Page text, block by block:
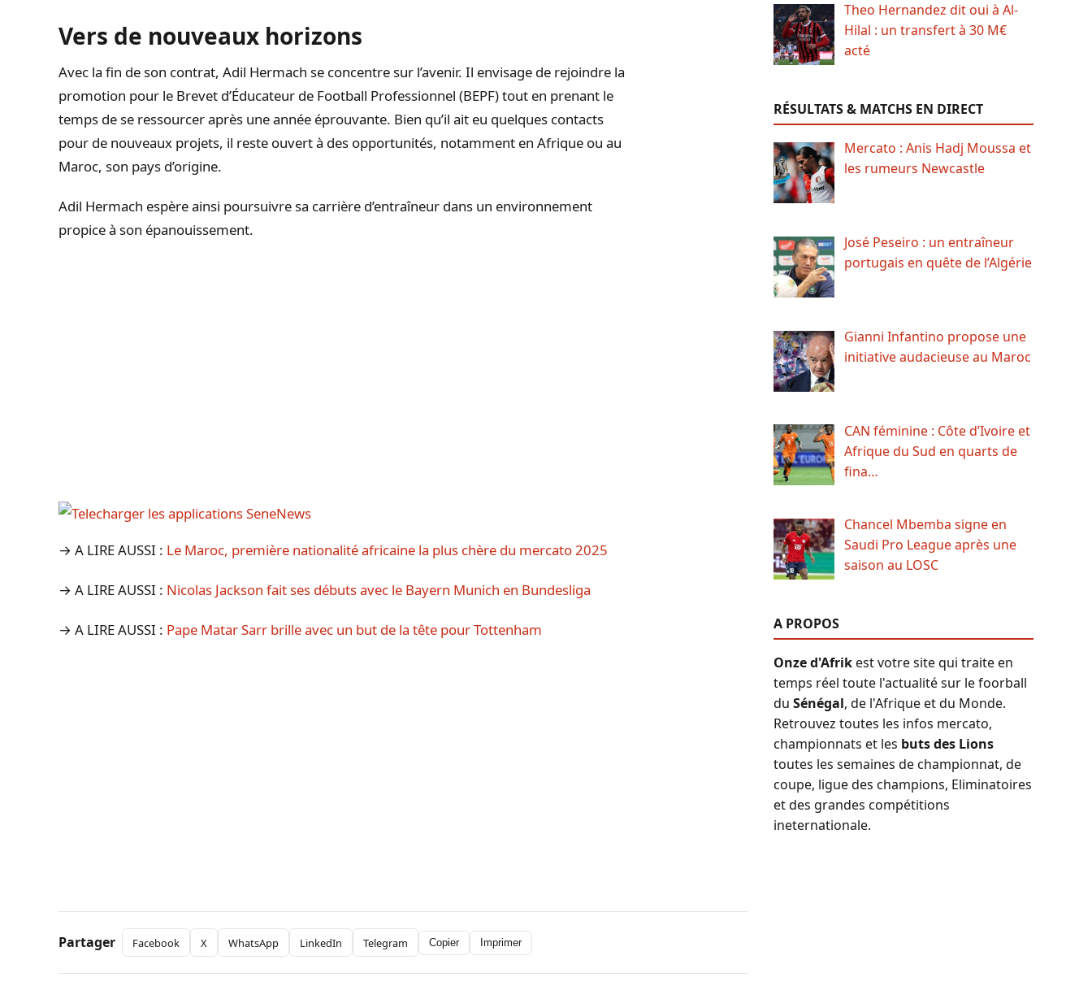
Vers de nouveaux horizons
Avec la fin de son contrat, Adil Hermach se concentre sur l’avenir. Il envisage de rejoindre la
promotion pour le Brevet d’Éducateur de Football Professionnel (BEPF) tout en prenant le
temps de se ressourcer après une année éprouvante. Bien qu’il ait eu quelques contacts
pour de nouveaux projets, il reste ouvert à des opportunités, notamment en Afrique ou au
Maroc, son pays d’origine.
Adil Hermach espère ainsi poursuivre sa carrière d’entraîneur dans un environnement
propice à son épanouissement.
→ A LIRE AUSSI : Le Maroc, première nationalité africaine la plus chère du mercato 2025
→ A LIRE AUSSI : Nicolas Jackson fait ses débuts avec le Bayern Munich en Bundesliga
→ A LIRE AUSSI : Pape Matar Sarr brille avec un but de la tête pour Tottenham
Partager Facebook X WhatsApp LinkedIn Telegram Copier Imprimer
Theo Hernandez dit oui à Al-
Hilal : un transfert à 30 M€
acté
RÉSULTATS & MATCHS EN DIRECT
Mercato : Anis Hadj Moussa et
les rumeurs Newcastle
José Peseiro : un entraîneur
portugais en quête de l’Algérie
Gianni Infantino propose une
initiative audacieuse au Maroc
CAN féminine : Côte d’Ivoire et
Afrique du Sud en quarts de
fina…
Chancel Mbemba signe en
Saudi Pro League après une
saison au LOSC
A PROPOS
Onze d'Afrikest votre site qui traite en
temps réel toute l'actualité sur le foorball
du Sénégal, de l'Afrique et du Monde.
Retrouvez toutes les infos mercato,
championnats et les buts des Lions
toutes les semaines de championnat, de
coupe, ligue des champions, Eliminatoires
et des grandes compétitions
ineternationale.